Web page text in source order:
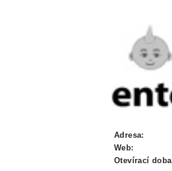
Adresa:
Web:
Otevírací